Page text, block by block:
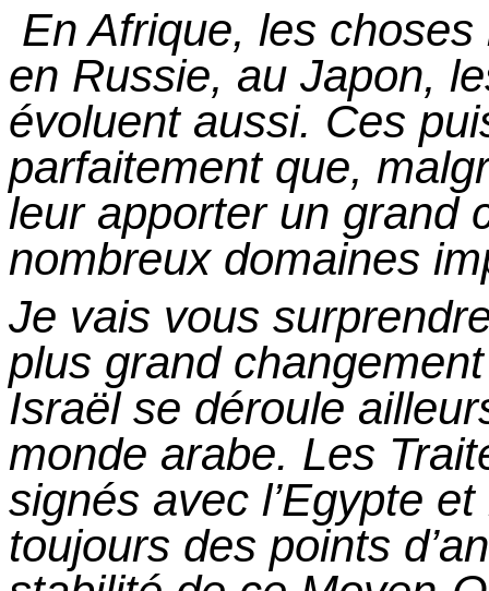
En Afrique, les
en Russie, au Japon,
évoluent aussi. Ces
parfaitement que,
leur apporter un grand
nombreux domaines
Je vais vous
plus grand
Israël se déroule
monde arabe. Les
signés avec l’Egypte et
toujours des points